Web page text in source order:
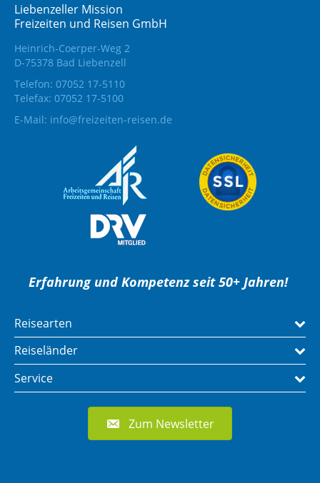
Liebenzeller Mission
Freizeiten und Reisen GmbH
Heinrich-Coerper-Weg 2
D-75378 Bad Liebenzell
Telefon: 07052 17-5110
Telefax: 07052 17-5100
E-Mail: info@freizeiten-reisen.de
Erfahrung und Kompetenz seit 50+ Jahren!
Reisearten
Reiseländer
Service
Zum Newsletter